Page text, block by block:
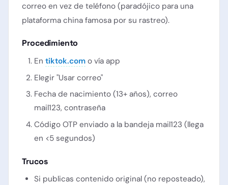
correo en vez de teléfono (paradójico para una
plataforma china famosa por su rastreo).
Procedimiento
Entiktok.com o vía app
Elegir "Usar correo"
Fecha de nacimiento (13+ años), correo
mail123, contraseña
Código OTP enviado a la bandeja mail123 (llega
en <5 segundos)
Trucos
Si publicas contenido original (no reposteado),